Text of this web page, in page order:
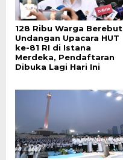
128 Ribu Warga Berebut
Undangan Upacara HUT
ke-81 RI di Istana
Merdeka, Pendaftaran
Dibuka Lagi Hari Ini